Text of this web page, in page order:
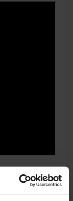
legendarnego
bo przypomina